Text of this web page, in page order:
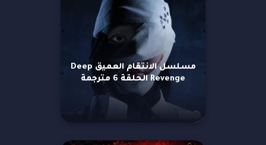
مسلسل الانتقام العميق Deep
Revenge الحلقة 6 مترجمة